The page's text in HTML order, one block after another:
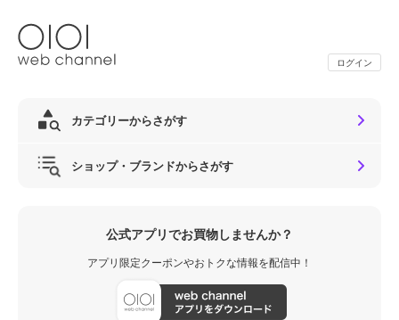
ログイン
カテゴリーからさがす
ショップ・ブランドからさがす
公式アプリでお買物しませんか？
アプリ限定クーポンやおトクな情報を配信中！